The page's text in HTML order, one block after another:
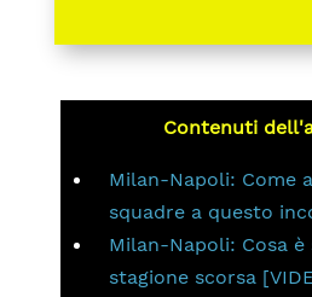
Contenuti
Milan-Napoli: Come
squadre a questo
Milan-Napoli: Cosa è
stagione scorsa